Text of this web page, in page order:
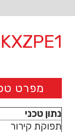
מפרט
נתון טכני
תפוקת קירור